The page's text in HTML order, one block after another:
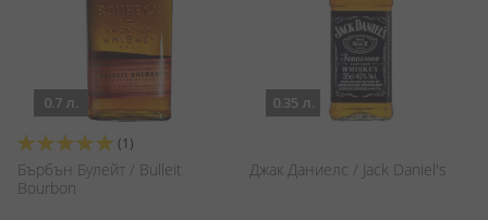
0.7 л.
Оценка:
100%
(1)
Бърбън Булейт / Bulleit
Bourbon
0.35 л.
Джак Даниелс / Jack Daniel's